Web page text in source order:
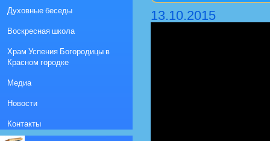
13.10.2015
Духовные беседы
Воскресная школа
Храм Успения Богородицы в
Красном городке
Медиа
Новости
Контакты